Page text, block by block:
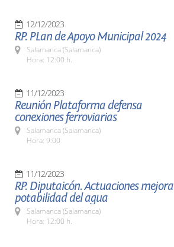
12/12/2023
RP. PLan de Apoyo Municipal 2024
Salamanca (Salamanca)
Hora: 12:00 h.
11/12/2023
Reunión Plataforma defensa
conexiones ferroviarias
Salamanca (Salamanca)
Hora: 9:00
11/12/2023
RP. Diputaicón. Actuaciones mejora
potabilidad del agua
Salamanca (Salamanca)
Hora: 12:00 h.